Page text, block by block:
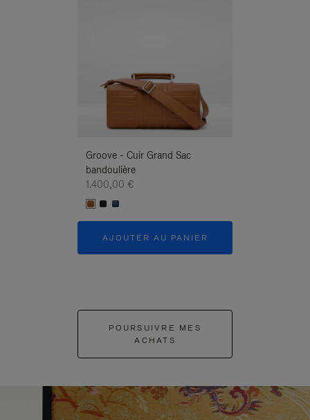
Groove - Cuir Grand Sac
bandoulière
1.400,00 €
AJOUTER AU PANIER
POURSUIVRE MES
ACHATS